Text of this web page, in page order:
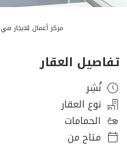
مركز أعمال للايجار
تفاصيل العقار
نُشِر
نوع العقار
الحمامات
متاح من